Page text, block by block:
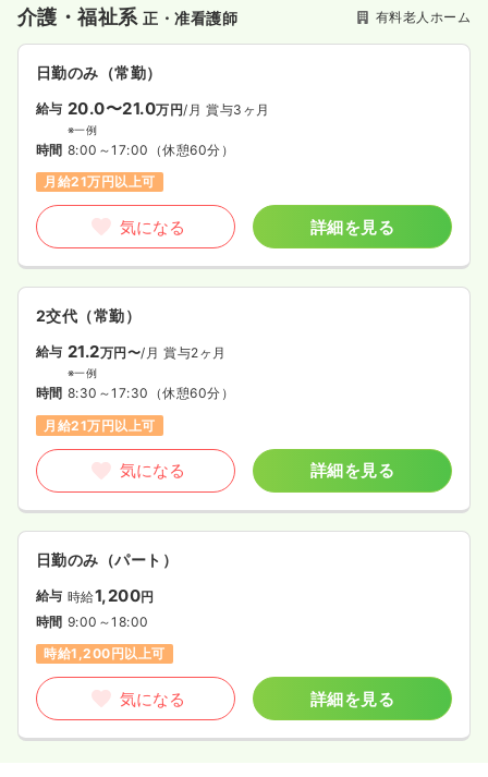
介護・福祉系正・准看護師 有料老人ホーム
日勤のみ（常勤）
給与 20.0〜21.0万円/月 賞与3ヶ月
※一例
時間 8:00～17:00 （休憩60分）
月給21万円以上可
気になる 詳細を見る
2交代（常勤）
給与 21.2万円〜/月 賞与2ヶ月
※一例
時間 8:30～17:30 （休憩60分）
月給21万円以上可
気になる 詳細を見る
日勤のみ（パート）
給与 時給1,200円
時間 9:00～18:00
時給1,200円以上可
気になる 詳細を見る